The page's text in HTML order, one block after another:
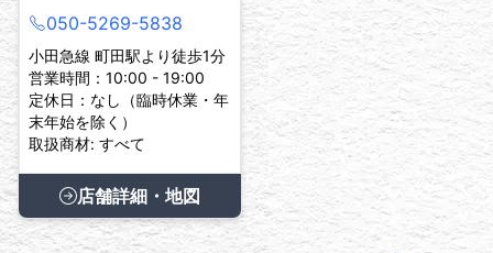
050-5269-5838
小田急線 町田駅より徒歩1分
営業時間：10:00 - 19:00
定休日：なし（臨時休業・年
末年始を除く）
取扱商材: すべて
店舗詳細・地図